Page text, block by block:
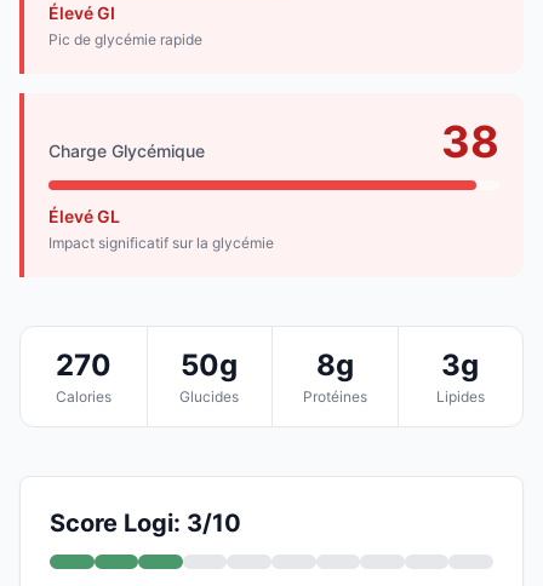
Élevé GI
Pic de glycémie rapide
Charge Glycémique 38
Élevé GL
Impact significatif sur la glycémie
270
Calories
50g
Glucides
8g
Protéines
3g
Lipides
Score Logi: 3/10